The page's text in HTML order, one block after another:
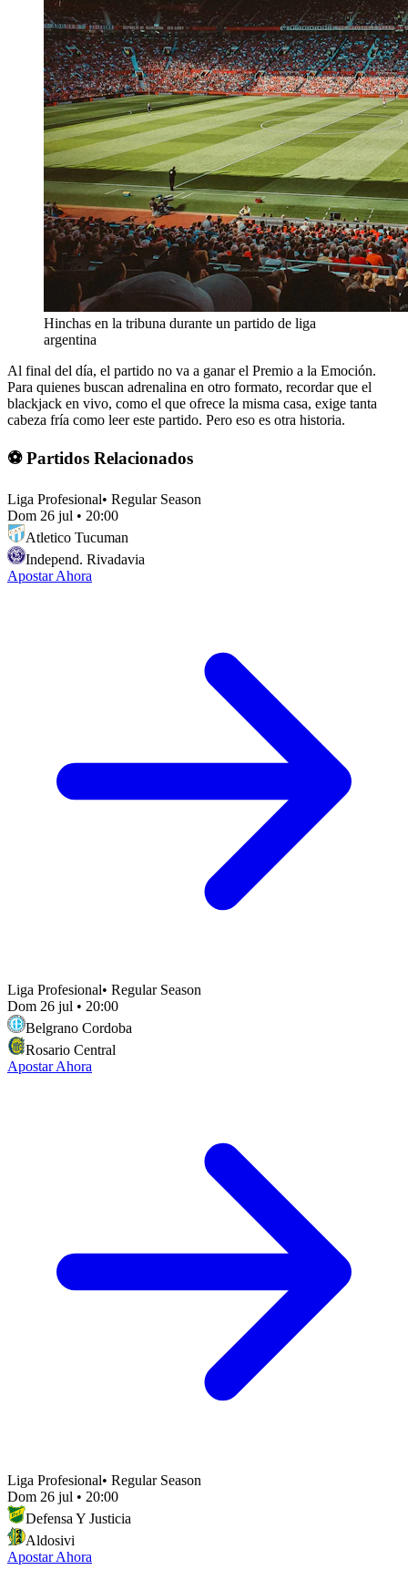
Hinchas en la tribuna durante un partido de liga
argentina
Al final del día, el partido no va a ganar el Premio a la Emoción.
Para quienes buscan adrenalina en otro formato, recordar que el
blackjack en vivo, como el que ofrece la misma casa, exige tanta
cabeza fría como leer este partido. Pero eso es otra historia.
⚽ Partidos Relacionados
Liga Profesional• Regular Season
Dom 26 jul • 20:00
Atletico Tucuman
Independ. Rivadavia
Apostar Ahora
Liga Profesional• Regular Season
Dom 26 jul • 20:00
Belgrano Cordoba
Rosario Central
Apostar Ahora
Liga Profesional• Regular Season
Dom 26 jul • 20:00
Defensa Y Justicia
Aldosivi
Apostar Ahora